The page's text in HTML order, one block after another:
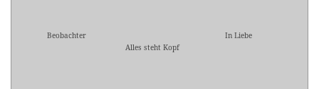
Beobachter
Alles steht Kopf
In Liebe